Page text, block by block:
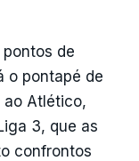
de
o pontapé de
ao Atlético,
3, que as
confrontos